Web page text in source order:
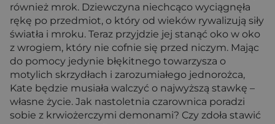
również mrok. Dziewczyna niechcąco wyciągnęła
rękę po przedmiot, o który od wieków rywalizują siły
światła i mroku. Teraz przyjdzie jej stanąć oko w oko
z wrogiem, który nie cofnie się przed niczym. Mając
do pomocy jedynie błękitnego towarzysza o
motylich skrzydłach i zarozumiałego jednorożca,
Kate będzie musiała walczyć o najwyższą stawkę –
własne życie. Jak nastoletnia czarownica poradzi
sobie z krwiożerczymi demonami? Czy zdoła stawić